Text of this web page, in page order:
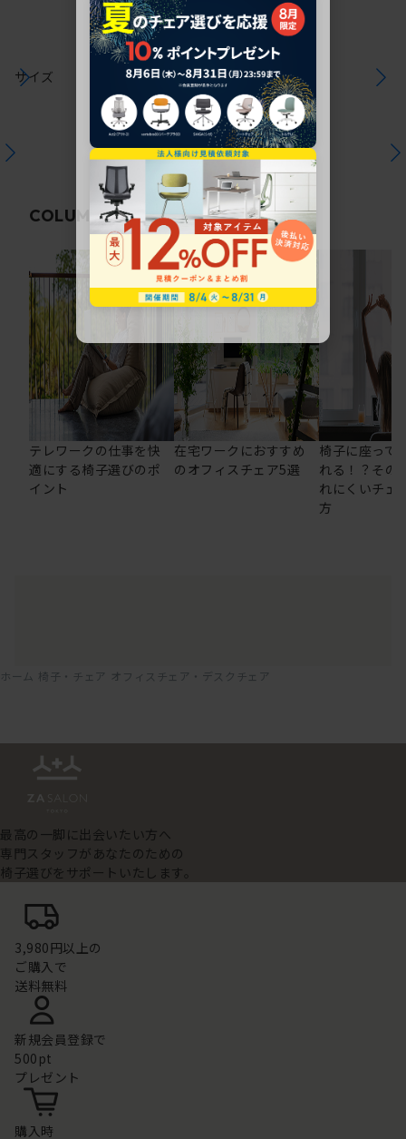
サイズ
COLUMN関連コラム
テレワークの仕事を快
適にする椅子選びのポ
イント
在宅ワークにおすすめ
のオフィスチェア5選
椅子に座って
れる！？その
れにくいチェ
方
ホーム 椅子・チェア オフィスチェア・デスクチェア
最高の一脚に出会いたい方へ
専門スタッフがあなたのための
椅子選びをサポートいたします。
3,980円以上の
ご購入で
送料無料
新規会員登録で
500pt
プレゼント
購入時